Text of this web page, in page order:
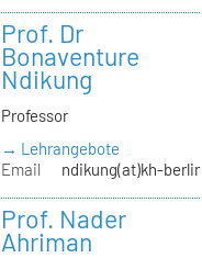
Prof. Dr
Bonaventure
Ndikung
Professor
→ Lehrangebote
Email
ndikung(at)kh-
Prof. Nader
Ahriman